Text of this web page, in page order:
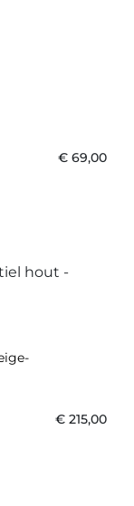
€ 69,00
€ 215,00